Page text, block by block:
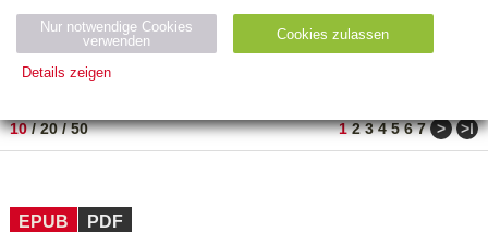
Neuerscheinung
Bestseller
PREIS
10/20/50 1 2 3 4 5 6 7 > >ǀ
EPUB PDF
Nur notwendige Cookies
verwenden
Cookies zulassen
Details zeigen
Name Zweck
Ty
ESSION
_ID
verlag.
de